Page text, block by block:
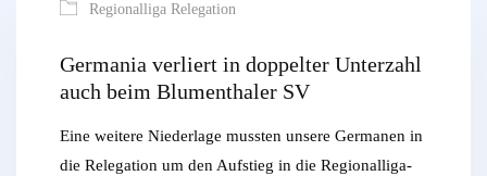
Regionalliga Relegation
Germania verliert in doppelter Unterzahl
auch beim Blumenthaler SV
Eine weitere Niederlage mussten unsere Germanen in
die Relegation um den Aufstieg in die Regionalliga-